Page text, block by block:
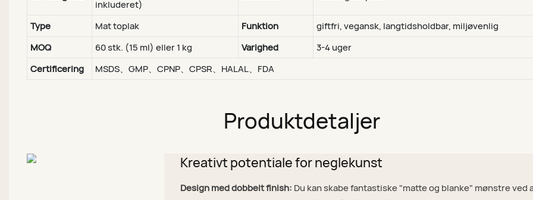
inkluderet)
Type Mat toplak Funktion
giftfri, vegansk, langtidsholdbar, miljøvenlig
MOQ
60 stk. (15 ml) eller 1 kg Varighed
3-4 uger
Certificering
MSDS、GMP、CPNP、CPSR、HALAL、FDA
Produktdetaljer
Kreativt potentiale for neglekunst
Design med dobbelt finish: Du kan skabe fantastiske "matte og blanke" mønstre ved